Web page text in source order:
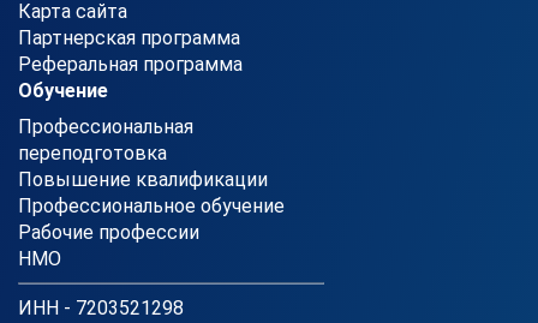
Карта сайта
Партнерская программа
Реферальная программа
Обучение
Профессиональная
переподготовка
Повышение квалификации
Профессиональное обучение
Рабочие профессии
НМО
ИНН - 7203521298